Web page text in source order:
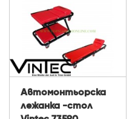
Автомонтьорска
лежанка -стол